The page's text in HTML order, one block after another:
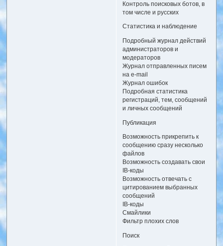
Контроль поисковых ботов, в
том числе и русских
Статистика и наблюдение
Подробный журнал действий
администраторов и
модераторов
Журнал отправленных писем
на e-mail
Журнал ошибок
Подробная статистика
регистраций, тем, сообщений
и личных сообщений
Публикация
Возможность прикрепить к
сообщению сразу несколько
файлов
Возможность создавать свои
IB-коды
Возможность отвечать с
цитированием выбранных
сообщений
IB-коды
Смайлики
Фильтр плохих слов
Поиск